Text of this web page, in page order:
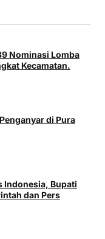
Nominasi Lomba
Kecamatan.
di Pura
Indonesia, Bupati
dan Pers